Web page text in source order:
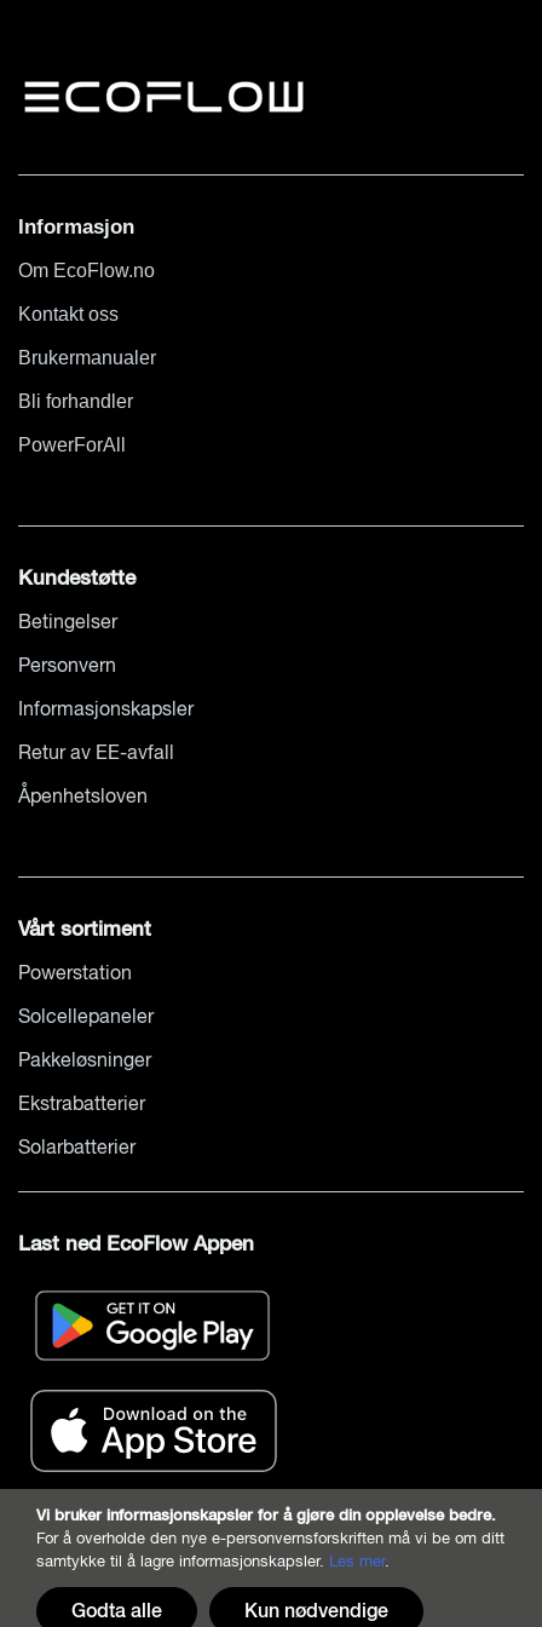
Vi bruker informasjonskapsler for å gjøre din opplevelse bedre.
For å overholde den nye e-personvernsforskriften må vi be om ditt
samtykke til å lagre informasjonskapsler. Les mer.
Godta alle Kun nødvendige
Informasjon
Om EcoFlow.no
Kontakt oss
Brukermanualer
Bli forhandler
PowerForAll
Kundestøtte
Betingelser
Personvern
Informasjonskapsler
Retur av EE-avfall
Åpenhetsloven
Vårt sortiment
Powerstation
Solcellepaneler
Pakkeløsninger
Ekstrabatterier
Solarbatterier
Last ned EcoFlow Appen